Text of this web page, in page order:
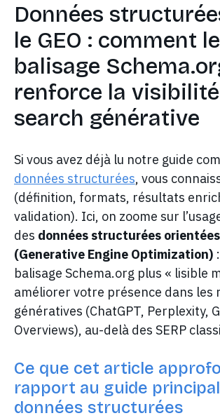
Données
le GEO : comment le
balisage
renforce la
search générative
Si vous avez déjà lu notre guide
données structurées, vous
(définition, formats, résultats
validation). Ici, on zoome sur
des données structurées orientées
(Generative Engine Optimization):
balisage Schema.org plus « lisible
améliorer votre présence dans les
génératives (ChatGPT, Perplexity,
Overviews), au-delà des SERP
Ce que cet article
rapport au guide
données structurées